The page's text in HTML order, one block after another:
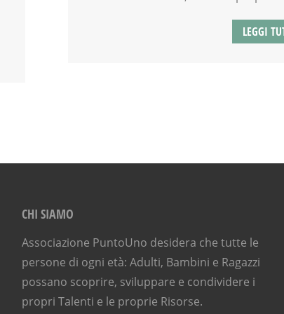
LEGGI
CHI SIAMO
Associazione PuntoUno desidera che tutte le
persone di ogni età: Adulti, Bambini e Ragazzi
possano scoprire, sviluppare e condividere i
propri Talenti e le proprie Risorse.